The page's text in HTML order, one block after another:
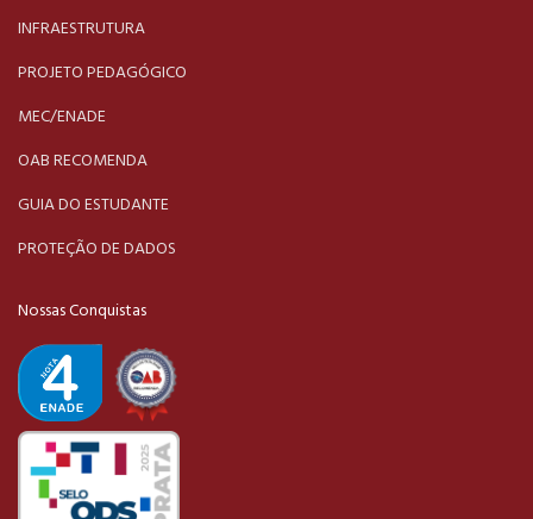
INFRAESTRUTURA
PROJETO PEDAGÓGICO
MEC/ENADE
OAB RECOMENDA
GUIA DO ESTUDANTE
PROTEÇÃO DE DADOS
Nossas Conquistas